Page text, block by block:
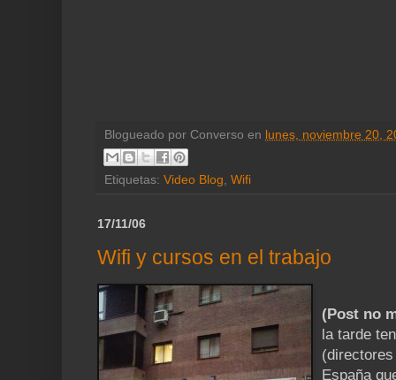
Blogueado por Converso en lunes, noviembre 20,
Etiquetas: Video Blog, Wifi
17/11/06
Wifi y cursos en el trabajo
(Post no
la tarde
España